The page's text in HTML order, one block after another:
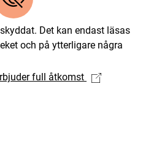
Det kan endast läsas
och på ytterligare några
full åtkomst